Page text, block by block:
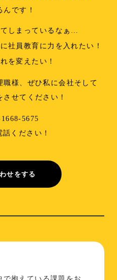
です！
しまっているなぁ…
社員教育に力を入れたい！
を変えたい！
様、ぜひ私に会社そして
せてください！
5675
ください！
せをする